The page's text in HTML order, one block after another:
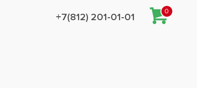
+7(812) 201-01-01
0